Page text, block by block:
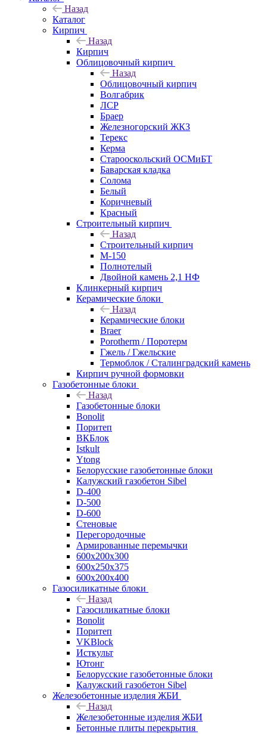
Назад
Каталог
Кирпич
Назад
Кирпич
Облицовочный кирпич
Назад
Облицовочный кирпич
Волгабрик
ЛСР
Браер
Железногорский ЖКЗ
Терекс
Керма
Старооскольский ОСМиБТ
Баварская кладка
Солома
Белый
Коричневый
Красный
Строительный кирпич
Назад
Строительный кирпич
М-150
Полнотелый
Двойной камень 2,1 НФ
Клинкерный кирпич
Керамические блоки
Назад
Керамические блоки
Braer
Porotherm / Поротерм
Гжель / Гжельские
Термоблок / Сталинградский камень
Кирпич ручной формовки
Газобетонные блоки
Назад
Газобетонные блоки
Bonolit
Поритеп
ВКБлок
Istkult
Ytong
Белорусские газобетонные блоки
Калужский газобетон Sibel
D-400
D-500
D-600
Стеновые
Перегородочные
Армированные перемычки
600х200х300
600х250х375
600х200х400
Газосиликатные блоки
Назад
Газосиликатные блоки
Bonolit
Поритеп
VKBlock
Исткульт
Ютонг
Белорусские газобетонные блоки
Калужский газобетон Sibel
Железобетонные изделия ЖБИ
Назад
Железобетонные изделия ЖБИ
Бетонные плиты перекрытия